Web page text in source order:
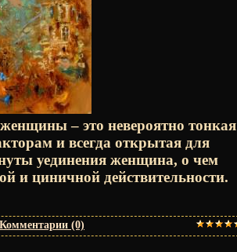
– это невероятно тонкая
и всегда открытая для
уединения женщина, о чем
и циничной действительности.
Комментарии (0)